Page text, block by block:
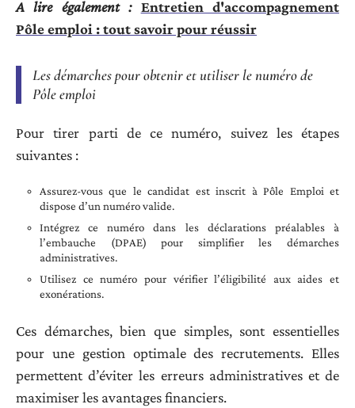
A lire également : Entretien d'accompagnement
Pôle emploi : tout savoir pour réussir
Les démarches pour obtenir et utiliser le numéro de
Pôle emploi
Pour tirer parti de ce numéro, suivez les étapes
suivantes :
Assurez-vous que le candidat est inscrit à Pôle Emploi et
dispose d’un numéro valide.
Intégrez ce numéro dans les déclarations préalables à
l’embauche (DPAE) pour simplifier les démarches
administratives.
Utilisez ce numéro pour vérifier l’éligibilité aux aides et
exonérations.
Ces démarches, bien que simples, sont essentielles
pour une gestion optimale des recrutements. Elles
permettent d’éviter les erreurs administratives et de
maximiser les avantages financiers.